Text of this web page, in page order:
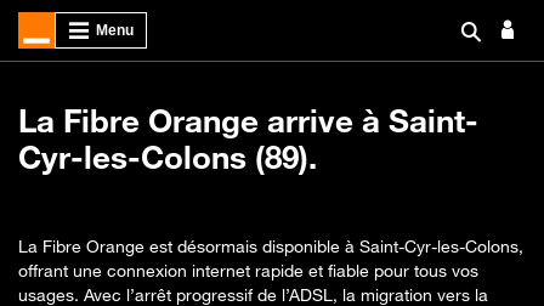
La Fibre Orange arrive à Saint-
Cyr-les-Colons (89).
La Fibre Orange est désormais disponible à Saint-Cyr-les-Colons,
offrant une connexion internet rapide et fiable pour tous vos
usages. Avec l’arrêt progressif de l’ADSL, la migration vers la